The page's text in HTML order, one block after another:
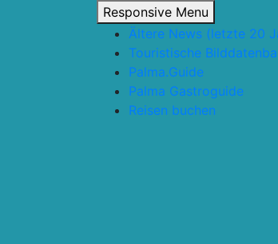
Responsive Menu
Ältere News (letzte 20
Touristische
Palma.Guide
Palma Gastroguide
Reisen buchen